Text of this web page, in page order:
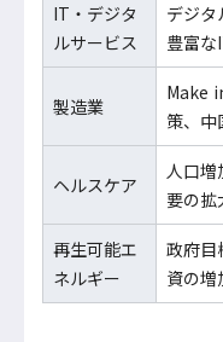
IT・デジタ
ルサービス
デジタ
豊富
製造業
Make
策、中
ヘルスケア
人口増
要の拡
再生可能エ
ネルギー
政府目
資の増